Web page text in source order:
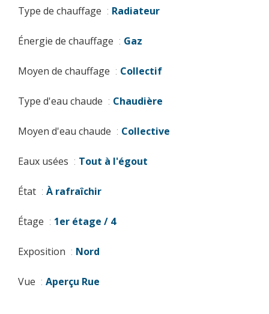
Type de chauffage Radiateur
Énergie de chauffage Gaz
Moyen de chauffage Collectif
Type d'eau chaude Chaudière
Moyen d'eau chaude Collective
Eaux usées Tout à l'égout
État À rafraîchir
Étage 1er étage / 4
Exposition Nord
Vue Aperçu Rue